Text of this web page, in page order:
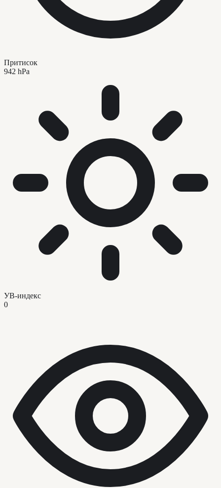
Притисок
942 hPa
УВ-индекс
0